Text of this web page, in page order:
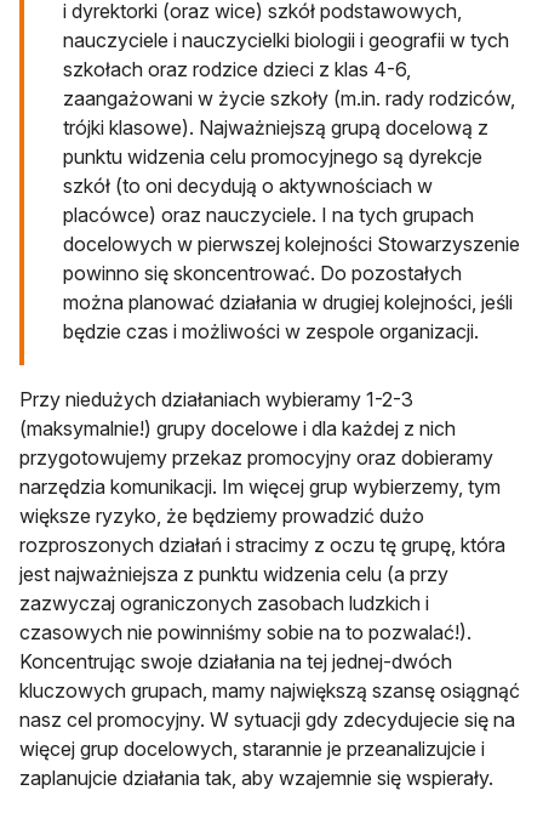
i dyrektorki (oraz wice) szkół podstawowych,
nauczyciele i nauczycielki biologii i geografii w tych
szkołach oraz rodzice dzieci z klas 4-6,
zaangażowani w życie szkoły (m.in. rady rodziców,
trójki klasowe). Najważniejszą grupą docelową z
punktu widzenia celu promocyjnego są dyrekcje
szkół (to oni decydują o aktywnościach w
placówce) oraz nauczyciele. I na tych grupach
docelowych w pierwszej kolejności Stowarzyszenie
powinno się skoncentrować. Do pozostałych
można planować działania w drugiej kolejności, jeśli
będzie czas i możliwości w zespole organizacji.
Przy niedużych działaniach wybieramy 1-2-3
(maksymalnie!) grupy docelowe i dla każdej z nich
przygotowujemy przekaz promocyjny oraz dobieramy
narzędzia komunikacji. Im więcej grup wybierzemy, tym
większe ryzyko, że będziemy prowadzić dużo
rozproszonych działań i stracimy z oczu tę grupę, która
jest najważniejsza z punktu widzenia celu (a przy
zazwyczaj ograniczonych zasobach ludzkich i
czasowych nie powinniśmy sobie na to pozwalać!).
Koncentrując swoje działania na tej jednej-dwóch
kluczowych grupach, mamy największą szansę osiągnąć
nasz cel promocyjny. W sytuacji gdy zdecydujecie się na
więcej grup docelowych, starannie je przeanalizujcie i
zaplanujcie działania tak, aby wzajemnie się wspierały.